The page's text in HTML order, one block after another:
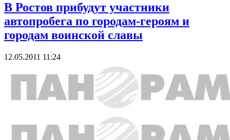
В Ростов прибудут участники
автопробега по городам-героям и
городам воинской славы
12.05.2011 11:24